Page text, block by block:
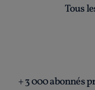
Tous
+ 3 000 abonnés